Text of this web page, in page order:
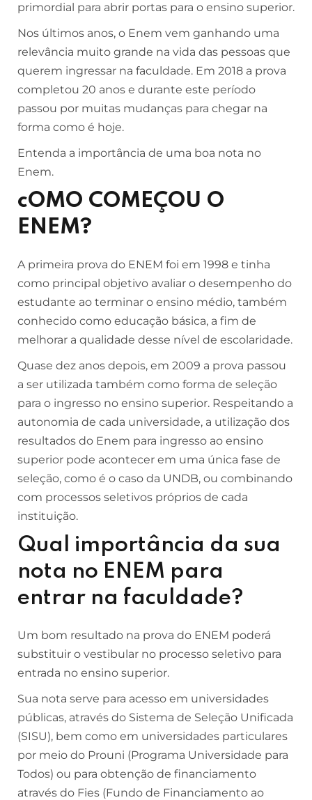
primordial para abrir portas para o ensino superior.
Nos últimos anos, o Enem vem ganhando uma
relevância muito grande na vida das pessoas que
querem ingressar na faculdade. Em 2018 a prova
completou 20 anos e durante este período
passou por muitas mudanças para chegar na
forma como é hoje.
Entenda a importância de uma boa nota no
Enem.
cOMO COMEÇOU O
ENEM?
A primeira prova do ENEM foi em 1998 e tinha
como principal objetivo avaliar o desempenho do
estudante ao terminar o ensino médio, também
conhecido como educação básica, a fim de
melhorar a qualidade desse nível de escolaridade.
Quase dez anos depois, em 2009 a prova passou
a ser utilizada também como forma de seleção
para o ingresso no ensino superior. Respeitando a
autonomia de cada universidade, a utilização dos
resultados do Enem para ingresso ao ensino
superior pode acontecer em uma única fase de
seleção, como é o caso da UNDB, ou combinando
com processos seletivos próprios de cada
instituição.
Qual importância da sua
nota no ENEM para
entrar na faculdade?
Um bom resultado na prova do ENEM poderá
substituir o vestibular no processo seletivo para
entrada no ensino superior.
Sua nota serve para acesso em universidades
públicas, através do Sistema de Seleção Unificada
(SISU), bem como em universidades particulares
por meio do Prouni (Programa Universidade para
Todos) ou para obtenção de financiamento
através do Fies (Fundo de Financiamento ao